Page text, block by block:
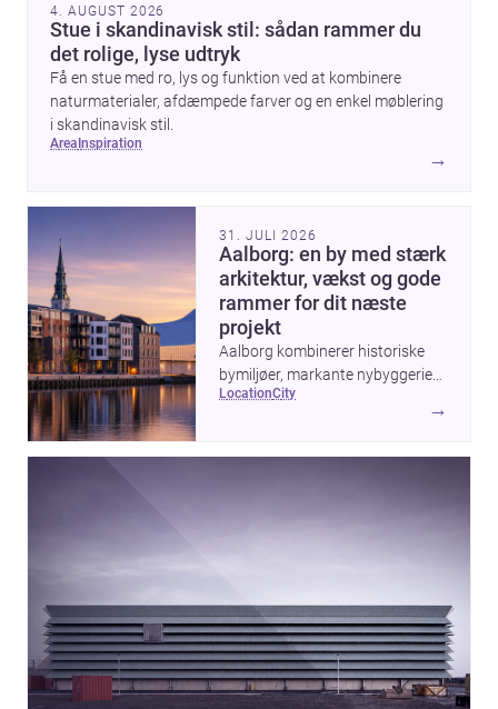
4. AUGUST 2026
Stue i skandinavisk stil: sådan rammer du
det rolige, lyse udtryk
Få en stue med ro, lys og funktion ved at kombinere
naturmaterialer, afdæmpede farver og en enkel møblering
i skandinavisk stil.
area inspiration
→
31. JULI 2026
Aalborg: en by med stærk
arkitektur, vækst og gode
rammer for dit næste
projekt
Aalborg kombinerer historiske
bymiljøer, markante nybyggerier
og en aktiv udvikling ved
location city
→